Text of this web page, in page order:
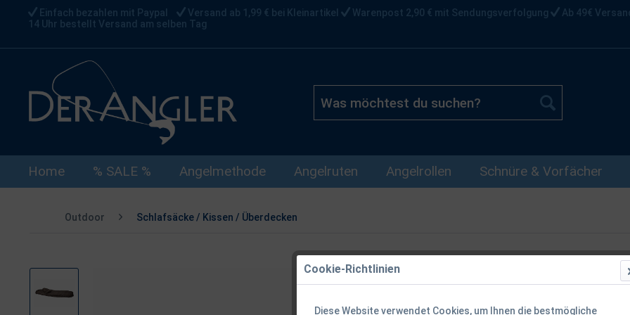
Einfach bezahlen mit Paypal Versand ab 1,99 € bei Kleinartikel Warenpost 2,90 € mit Sendungsverfolgung Ab 49€
14 Uhr bestellt Versand am selben Tag
Home % SALE % Angelmethode Angelruten Angelrollen Schnüre & Vorfächer
Outdoor Schlafsäcke / Kissen / Überdecken
Fox R1
3,1kg
Cookie-Richtlinien
Diese Website verwendet Cookies, um Ihnen die bestmögliche